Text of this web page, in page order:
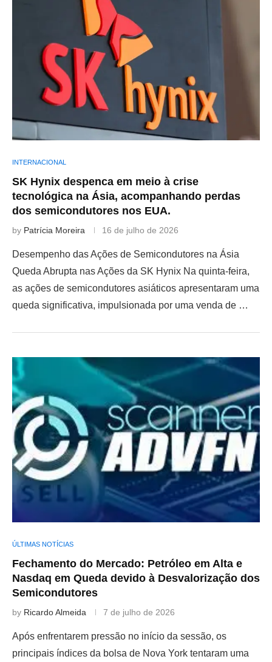
INTERNACIONAL
SK Hynix despenca em meio à crise
tecnológica na Ásia, acompanhando perdas
dos semicondutores nos EUA.
by Patrícia Moreira 16 de julho de 2026
Desempenho das Ações de Semicondutores na Ásia
Queda Abrupta nas Ações da SK Hynix Na quinta-feira,
as ações de semicondutores asiáticos apresentaram uma
queda significativa, impulsionada por uma venda de …
ÚLTIMAS NOTÍCIAS
Fechamento do Mercado: Petróleo em Alta e
Nasdaq em Queda devido à Desvalorização dos
Semicondutores
by Ricardo Almeida 7 de julho de 2026
Após enfrentarem pressão no início da sessão, os
principais índices da bolsa de Nova York tentaram uma